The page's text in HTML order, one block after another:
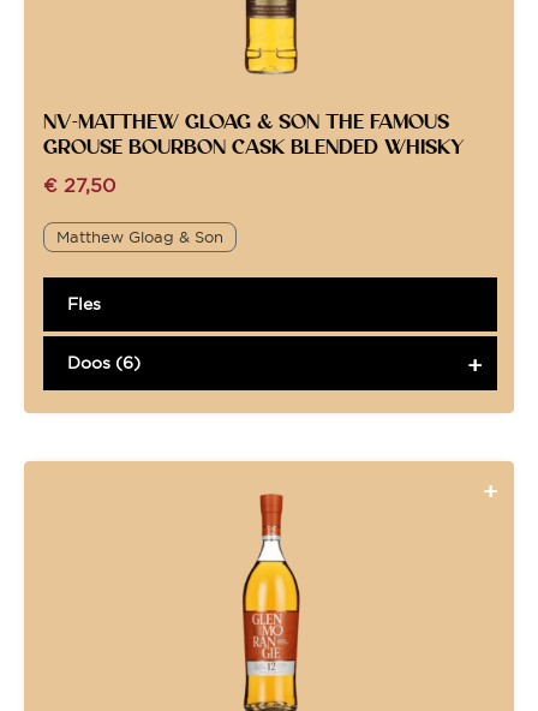
NV-MATTHEW GLOAG & SON THE FAMOUS
GROUSE BOURBON CASK BLENDED WHISKY
€ 27,50
Matthew Gloag & Son
Fles
Doos (6)